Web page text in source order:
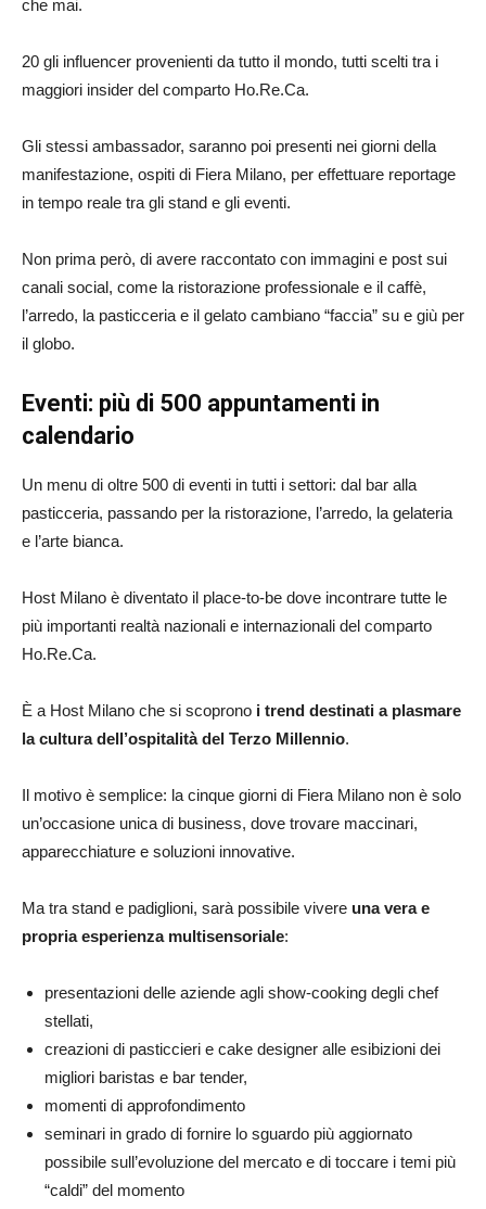
che mai.
20 gli influencer provenienti da tutto il mondo, tutti scelti tra i
maggiori insider del comparto Ho.Re.Ca.
Gli stessi ambassador, saranno poi presenti nei giorni della
manifestazione, ospiti di Fiera Milano, per effettuare reportage
in tempo reale tra gli stand e gli eventi.
Non prima però, di avere raccontato con immagini e post sui
canali social, come la ristorazione professionale e il caffè,
l’arredo, la pasticceria e il gelato cambiano “faccia” su e giù per
il globo.
Eventi: più di 500 appuntamenti in
calendario
Un menu di oltre 500 di eventi in tutti i settori: dal bar alla
pasticceria, passando per la ristorazione, l’arredo, la gelateria
e l’arte bianca.
Host Milano è diventato il place-to-be dove incontrare tutte le
più importanti realtà nazionali e internazionali del comparto
Ho.Re.Ca.
È a Host Milano che si scoprono i trend destinati a plasmare
la cultura dell’ospitalità del Terzo Millennio.
Il motivo è semplice: la cinque giorni di Fiera Milano non è solo
un’occasione unica di business, dove trovare maccinari,
apparecchiature e soluzioni innovative.
Ma tra stand e padiglioni, sarà possibile vivere una vera e
propria esperienza multisensoriale:
presentazioni delle aziende agli show-cooking degli chef
stellati,
creazioni di pasticcieri e cake designer alle esibizioni dei
migliori baristas e bar tender,
momenti di approfondimento
seminari in grado di fornire lo sguardo più aggiornato
possibile sull’evoluzione del mercato e di toccare i temi più
“caldi” del momento